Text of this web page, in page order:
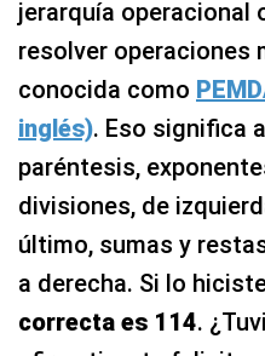
jerarquía operacional
resolver operaciones
conocida como
inglés). Eso significa
paréntesis,
divisiones, de
último, sumas y
a derecha. Si lo
correcta es 114.